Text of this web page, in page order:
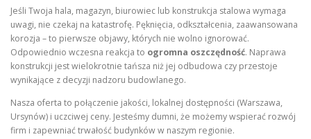
Jeśli Twoja hala, magazyn, biurowiec lub konstrukcja stalowa wymaga
uwagi, nie czekaj na katastrofę. Pęknięcia, odkształcenia, zaawansowana
korozja – to pierwsze objawy, których nie wolno ignorować.
Odpowiednio wczesna reakcja to ogromna oszczędność. Naprawa
konstrukcji jest wielokrotnie tańsza niż jej odbudowa czy przestoje
wynikające z decyzji nadzoru budowlanego.
Nasza oferta to połączenie jakości, lokalnej dostępności (Warszawa,
Ursynów) i uczciwej ceny. Jesteśmy dumni, że możemy wspierać rozwój
firm i zapewniać trwałość budynków w naszym regionie.